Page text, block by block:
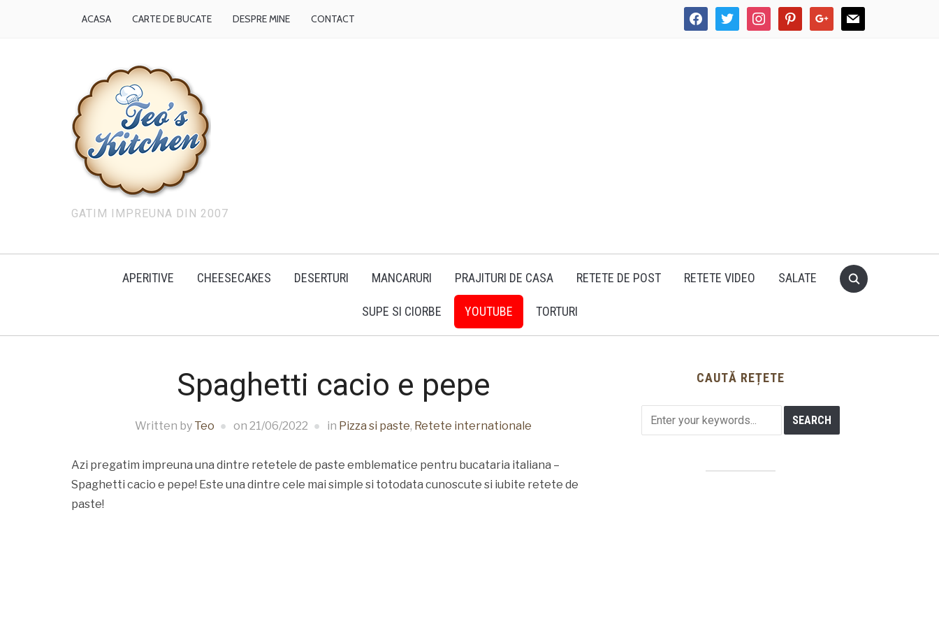
facebooktwitter instagrampinterestgoogle mail
ACASA CARTE DE BUCATE DESPRE MINE CONTACT
GATIM IMPREUNA DIN 2007
APERITIVE CHEESECAKES DESERTURI MANCARURI PRAJITURI DE CASA RETETE DE POST RETETE VIDEO SALATE
SUPE SI CIORBE YOUTUBE TORTURI
Spaghetti cacio e pepe
Written by Teo on 21/06/2022 in Pizza si paste, Retete internationale
Azi pregatim impreuna una dintre retetele de paste emblematice pentru bucataria italiana –
Spaghetti cacio e pepe! Este una dintre cele mai simple si totodata cunoscute si iubite retete de
paste!
CAUTĂ REȚETE